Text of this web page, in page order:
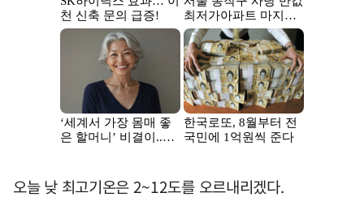
오늘 낮 최고기온은 2~12도를 오르내리겠다.